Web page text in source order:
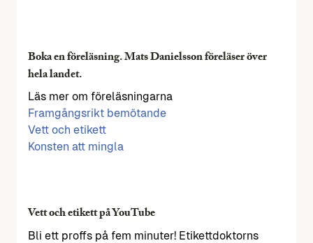
Boka en föreläsning. Mats Danielsson föreläser över
hela landet.
Läs mer om föreläsningarna
Framgångsrikt bemötande
Vett och etikett
Konsten att mingla
Vett och etikett på YouTube
Bli ett proffs på fem minuter! Etikettdoktorns